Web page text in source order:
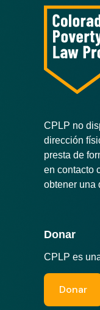
CPLP no
dirección
presta de
en contacto
obtener una
Donar
CPLP es
Donar